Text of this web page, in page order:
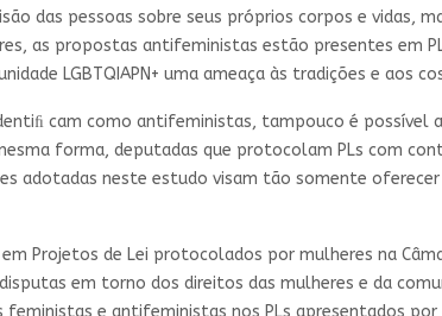
das pessoas sobre seus próprios corpos e vidas,
as propostas antifeministas estão presentes em
LGBTQIAPN+ uma ameaça às tradições e aos
cam como antifeministas, tampouco é possível
forma, deputadas que protocolam PLs com
adotadas neste estudo visam tão somente
Projetos de Lei protocolados por mulheres na
em torno dos direitos das mulheres e da
feministas e antifeministas nos PLs apresentados